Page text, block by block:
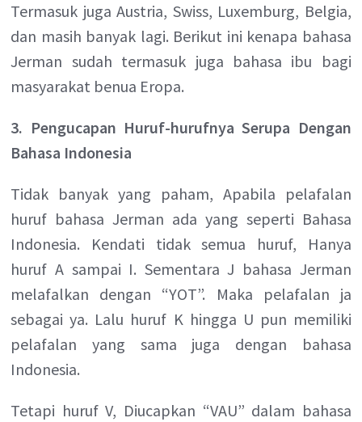
Termasuk juga Austria, Swiss, Luxemburg, Belgia,
dan masih banyak lagi. Berikut ini kenapa bahasa
Jerman sudah termasuk juga bahasa ibu bagi
masyarakat benua Eropa.
3. Pengucapan Huruf-hurufnya Serupa Dengan
Bahasa Indonesia
Tidak banyak yang paham, Apabila pelafalan
huruf bahasa Jerman ada yang seperti Bahasa
Indonesia. Kendati tidak semua huruf, Hanya
huruf A sampai I. Sementara J bahasa Jerman
melafalkan dengan “YOT”. Maka pelafalan ja
sebagai ya. Lalu huruf K hingga U pun memiliki
pelafalan yang sama juga dengan bahasa
Indonesia.
Tetapi huruf V, Diucapkan “VAU” dalam bahasa